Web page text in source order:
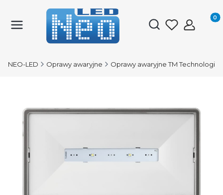
Otwórz
NEO-LED Oprawy awaryjne Oprawy awaryjne TM Technologie